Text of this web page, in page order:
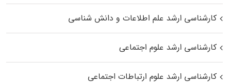
کارشناسی ارشد علم اطلاعات و دانش شناسی
کارشناسی ارشد علوم اجتماعی
کارشناسی ارشد علوم ارتباطات اجتماعی